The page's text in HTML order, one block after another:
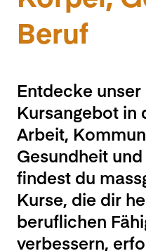
Beruf
Entdecke
Kursangebot in
Arbeit,
Gesundheit
findest du
Kurse, die dir
beruflichen
verbessern,